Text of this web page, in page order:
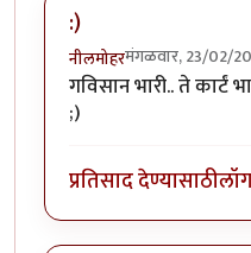
:)
नीलमोहरमंगळवार, 23/02/
गविसान भारी.. ते कार्टं
;)
प्रतिसाद देण्यासाठी